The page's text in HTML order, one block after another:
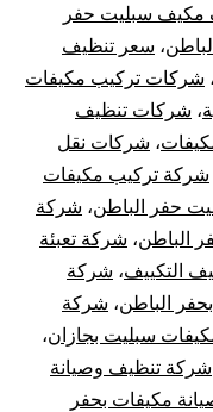
مكيف سبليت حفر
، سعر تنظيف
، شركات تركيب مكيفات
، شركات تنظيف
، شركات نقل
شركة تركيب مكيفات
حفر الباطن، شركة
الباطن، شركة تعبئة
التكييف، شركة
الباطن، شركة
سبليت بجازان،
شركة تنظيف وصيانة
مكيفات بحفر